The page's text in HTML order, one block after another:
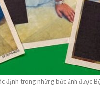
định trong những bức ảnh được